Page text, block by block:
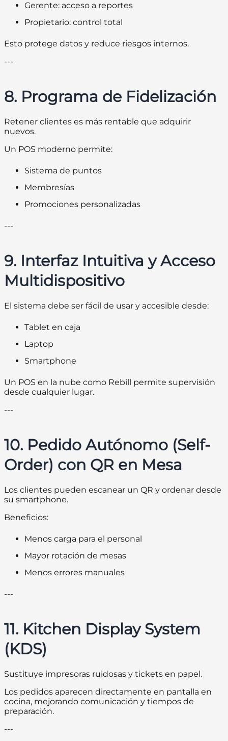
Gerente: acceso a reportes
Propietario: control total
Esto protege datos y reduce riesgos internos.
---
8. Programa de Fidelización
Retener clientes es más rentable que adquirir
nuevos.
Un POS moderno permite:
Sistema de puntos
Membresías
Promociones personalizadas
---
9. Interfaz Intuitiva y Acceso
Multidispositivo
El sistema debe ser fácil de usar y accesible desde:
Tablet en caja
Laptop
Smartphone
Un POS en la nube como Rebill permite supervisión
desde cualquier lugar.
---
10. Pedido Autónomo (Self-
Order) con QR en Mesa
Los clientes pueden escanear un QR y ordenar desde
su smartphone.
Beneficios:
Menos carga para el personal
Mayor rotación de mesas
Menos errores manuales
---
11. Kitchen Display System
(KDS)
Sustituye impresoras ruidosas y tickets en papel.
Los pedidos aparecen directamente en pantalla en
cocina, mejorando comunicación y tiempos de
preparación.
---